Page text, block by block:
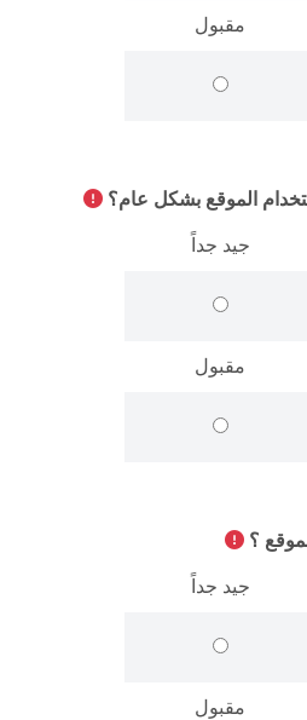
الموظفون
مقبول
الموقع بشكل عام؟
جيد جداً
مقبول
؟
جيد جداً
مقبول